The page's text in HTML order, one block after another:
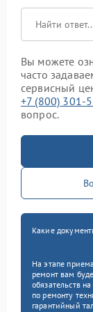
Вы можете
часто
сервисный
+7 (800) 301-
вопрос.
Какие
На этапе
ремонт вам
обязательств
по ремонту
гарантийный